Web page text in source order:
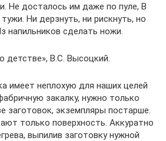
Не досталось им даже по пуле, В
Ни дерзнуть, ни рискнуть, но
напильников сделать ножи.
детстве», В.С. Высоцкий.
имеет неплохую для наших целей
закалку, нужно только
заготовок, экземпляры постарше.
только поверхность. Аккуратно
выпилив заготовку нужной